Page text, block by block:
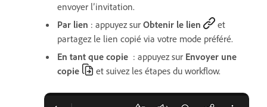
envoyer l’invitation.
Par lien : appuyez sur Obtenir le lien
et
partagez le lien copié via votre mode préféré.
En tant que copie : appuyez sur Envoyer une
copie
et suivez les étapes du workflow.